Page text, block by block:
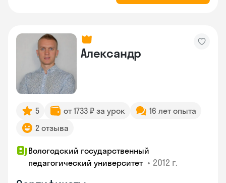
Александр
5 от 1733 ₽ за урок
16 лет опыта
2 отзыва
Вологодский государственный
педагогический университет • 2012 г.